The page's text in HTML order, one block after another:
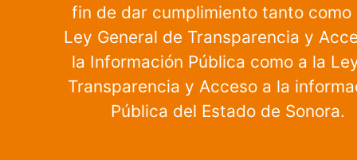
fin de dar cumplimiento tanto como
Ley General de Transparencia y
la Información Pública como a la
Transparencia y Acceso a la
Pública del Estado de Sonora.